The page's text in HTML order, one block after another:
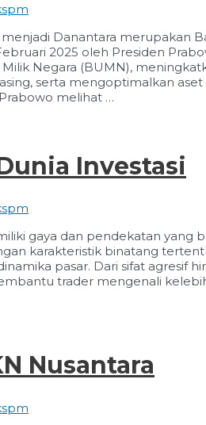
Danantara merupakan
2025 oleh Presiden
Negara (BUMN),
serta mengoptimalkan
melihat …
Investasi
gaya dan pendekatan yang
karakteristik binatang
pasar. Dari sifat agresif
trader mengenali
Nusantara